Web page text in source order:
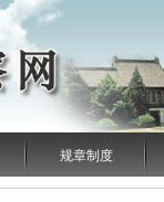
规章制度